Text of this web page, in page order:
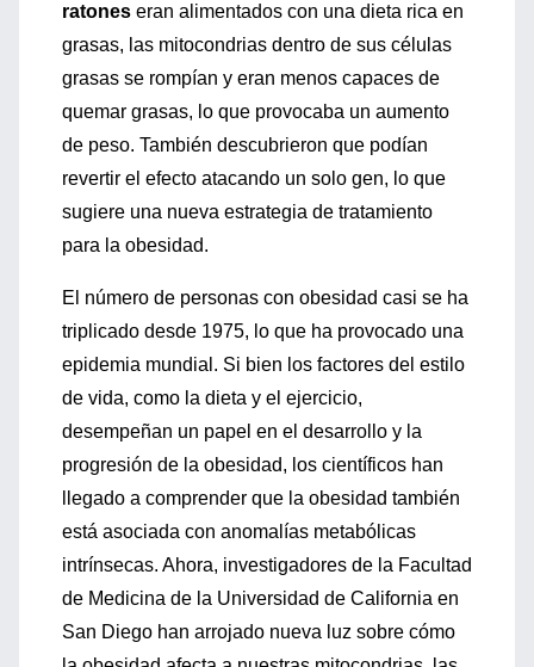
ratones eran alimentados con una dieta rica en
grasas, las mitocondrias dentro de sus células
grasas se rompían y eran menos capaces de
quemar grasas, lo que provocaba un aumento
de peso. También descubrieron que podían
revertir el efecto atacando un solo gen, lo que
sugiere una nueva estrategia de tratamiento
para la obesidad.
El número de personas con obesidad casi se ha
triplicado desde 1975, lo que ha provocado una
epidemia mundial. Si bien los factores del estilo
de vida, como la dieta y el ejercicio,
desempeñan un papel en el desarrollo y la
progresión de la obesidad, los científicos han
llegado a comprender que la obesidad también
está asociada con anomalías metabólicas
intrínsecas. Ahora, investigadores de la Facultad
de Medicina de la Universidad de California en
San Diego han arrojado nueva luz sobre cómo